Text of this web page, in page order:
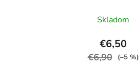
Skladom
€6,50
€6,90 (–5 %)